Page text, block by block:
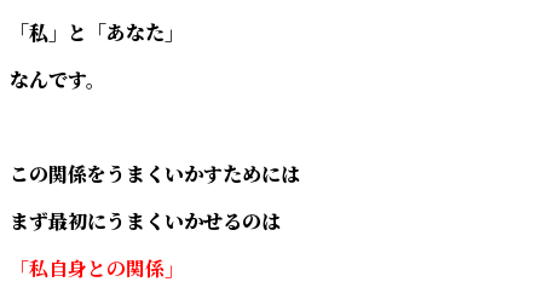
「私」と「あなた」
なんです。
この関係をうまくいかすためには
まず最初にうまくいかせるのは
「私自身との関係」